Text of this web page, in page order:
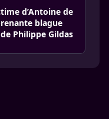
d’Antoine de
blague
Philippe Gildas